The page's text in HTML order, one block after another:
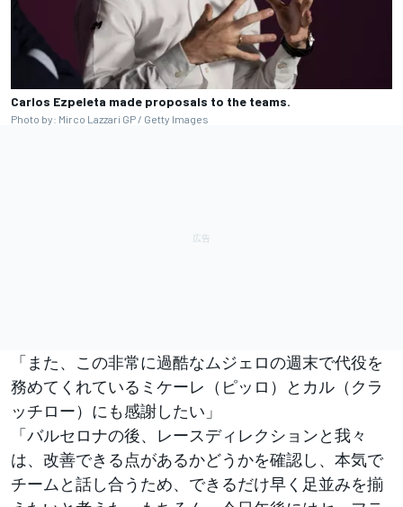
Carlos Ezpeleta made proposals to the teams.
Photo by: Mirco Lazzari GP / Getty Images
「また、この非常に過酷なムジェロの週末で代役を
務めてくれているミケーレ（ピッロ）とカル（クラ
ッチロー）にも感謝したい」
「バルセロナの後、レースディレクションと我々
は、改善できる点があるかどうかを確認し、本気で
チームと話し合うため、できるだけ早く足並みを揃